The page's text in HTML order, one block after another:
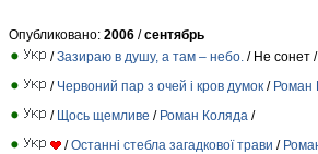
Опубликовано: 2006 /сентябрь
/Зазираю в душу, а там – небо. / Не сонет /
/ Червоний пар з очей і кров думок / Роман
/ Щось щемливе / Роман Коляда /
/Останні стебла загадкової трави /